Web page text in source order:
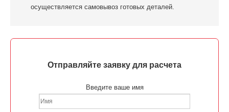
осуществляется самовывоз готовых деталей.
Отправляйте заявку для расчета
Введите ваше имя